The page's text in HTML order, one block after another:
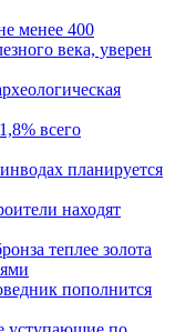
менее 400
века, уверен
всего
планируется
находят
теплее золота
пополнится